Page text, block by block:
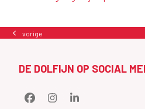
previous
vorige
DE DOLFIJN OP SOCIAL
FacebookInstagramLinkedIn